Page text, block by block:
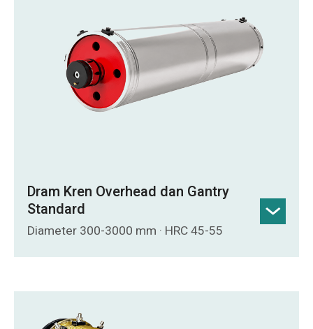
Dram Kren Overhead dan Gantry
Standard
Diameter 300-3000 mm · HRC 45-55